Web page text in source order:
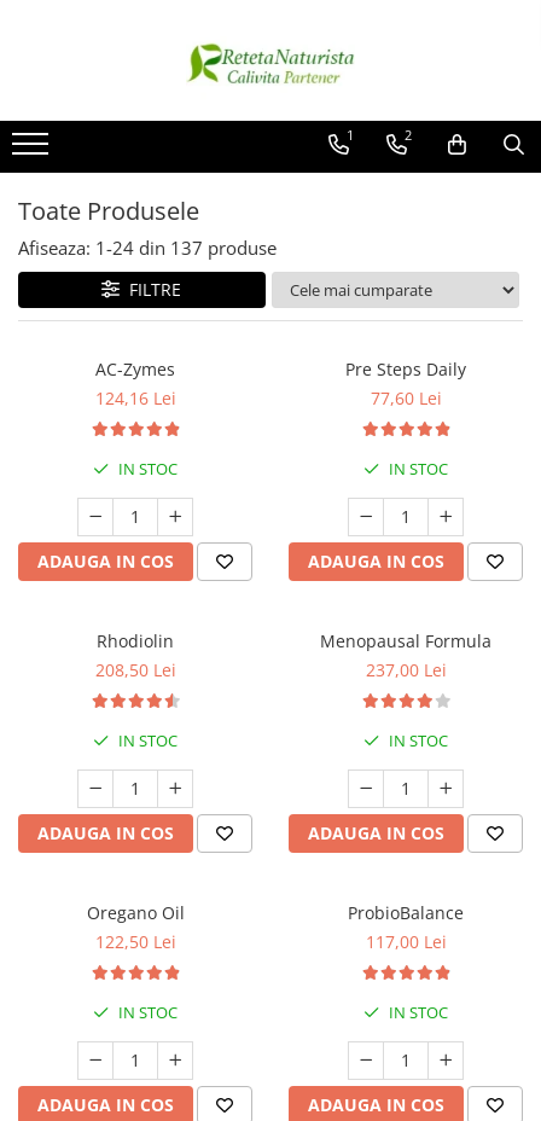
Categorii Populare
Antivirale / Antigripale
Antistress / Stare depresie
Pentru Digestie
Slabit / Obezitate / Celulita
Vitamine / Multivitamine
Vitamine
Contact / Despre Noi
Contact
Despre noi
Livrare
1 2
Toate Produsele
Afiseaza: 1-24 din 137 produse
FILTRE
AC-Zymes
124,16 Lei
IN STOC
ADAUGA IN COS
Pre Steps Daily
77,60 Lei
IN STOC
ADAUGA IN COS
Rhodiolin
208,50 Lei
IN STOC
ADAUGA IN COS
Menopausal Formula
237,00 Lei
IN STOC
ADAUGA IN COS
Oregano Oil
122,50 Lei
IN STOC
ADAUGA IN COS
ProbioBalance
117,00 Lei
IN STOC
ADAUGA IN COS